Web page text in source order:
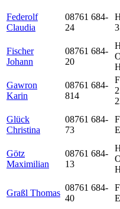
Federolf
Claudia
08761 684-
24
Fischer
Johann
08761 684-
20
Gawron
Karin
08761 684-
814
Glück
Christina
08761 684-
73
Götz
Maximilian
08761 684-
13
Graßl Thomas
08761 684-
40